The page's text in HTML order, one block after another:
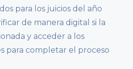
para los juicios del año
de manera digital si la
y acceder a los
para completar el proceso